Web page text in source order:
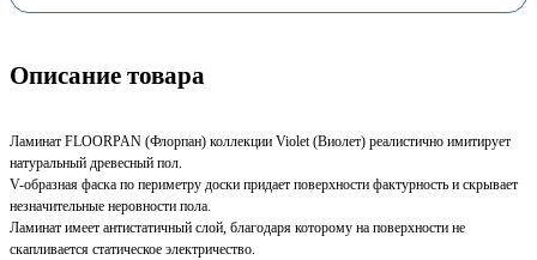
Описание товара
Ламинат FLOORPAN (Флорпан) коллекции Violet (Виолет) реалистично имитирует
натуральный древесный пол.
V-образная фаска по периметру доски придает поверхности фактурность и скрывает
незначительные неровности пола.
Ламинат имеет антистатичный слой, благодаря которому на поверхности не
скапливается статическое электричество.